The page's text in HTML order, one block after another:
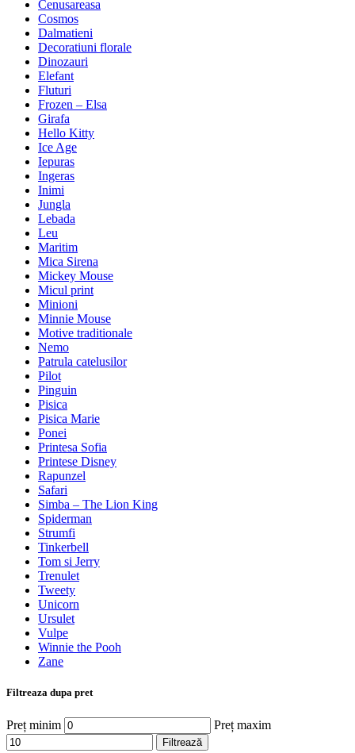
Cenusareasa
Cosmos
Dalmatieni
Decoratiuni florale
Dinozauri
Elefant
Fluturi
Frozen – Elsa
Girafa
Hello Kitty
Ice Age
Iepuras
Ingeras
Inimi
Jungla
Lebada
Leu
Maritim
Mica Sirena
Mickey Mouse
Micul print
Minioni
Minnie Mouse
Motive traditionale
Nemo
Patrula catelusilor
Pilot
Pinguin
Pisica
Pisica Marie
Ponei
Printesa Sofia
Printese Disney
Rapunzel
Safari
Simba – The Lion King
Spiderman
Strumfi
Tinkerbell
Tom si Jerry
Trenulet
Tweety
Unicorn
Ursulet
Vulpe
Winnie the Pooh
Zane
Filtreaza dupa pret
Preț minim Preț maxim
Filtrează